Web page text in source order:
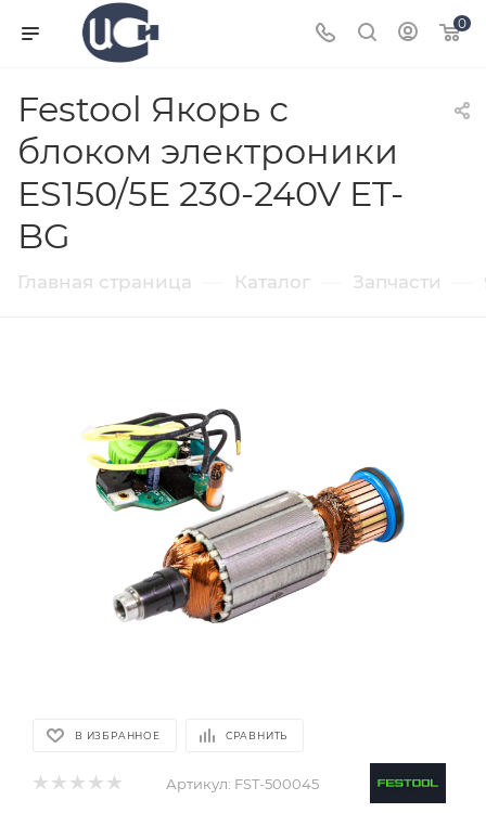
0
Festool Якорь с
блоком электроники
ES150/5E 230-240V ET-
BG
Главная страница Каталог Запчасти
В ИЗБРАННОЕ СРАВНИТЬ
Артикул: FST-500045